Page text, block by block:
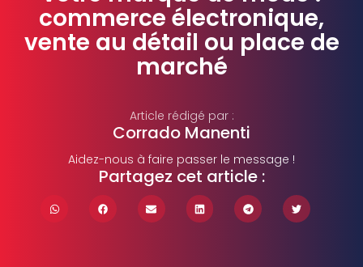
commerce électronique,
vente au détail ou place de
marché
Article rédigé par :
Corrado Manenti
Aidez-nous à faire passer le message !
Partagez cet article :